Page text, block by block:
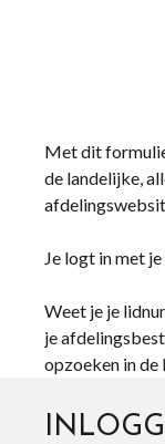
Met dit
de landelijke,
Je logt in met
Weet je je
je
opzoeken in